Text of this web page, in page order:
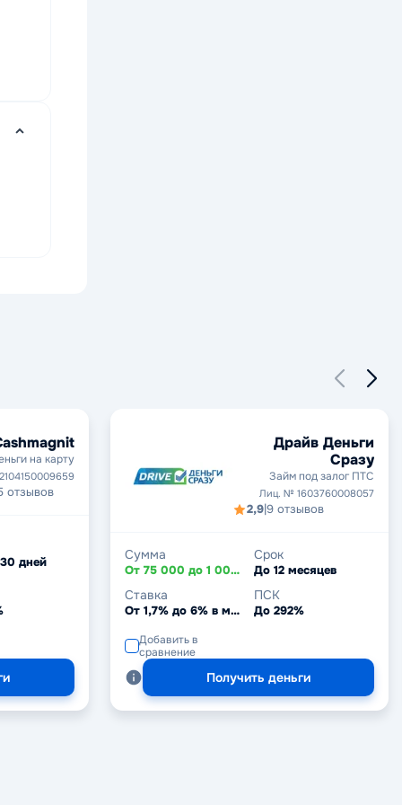
на карту
отзывов
дней
Драйв Деньги
Сразу
Займ под залог ПТС
Лиц. № 1603760008057
2,9|9 отзывов
Сумма
От 75 000 до 1 000 000 ₽
Срок
До 12 месяцев
Ставка
От 1,7% до 6% в месяц
ПСК
До 292%
Добавить в
сравнение
Получить деньги